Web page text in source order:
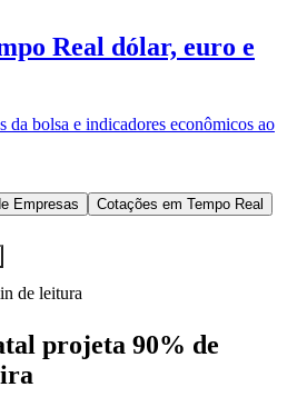
da sua região
de Barueri
Real dólar, euro e
da bolsa e indicadores econômicos ao
Empresas
Cotações em Tempo Real
de leitura
projeta 90% de